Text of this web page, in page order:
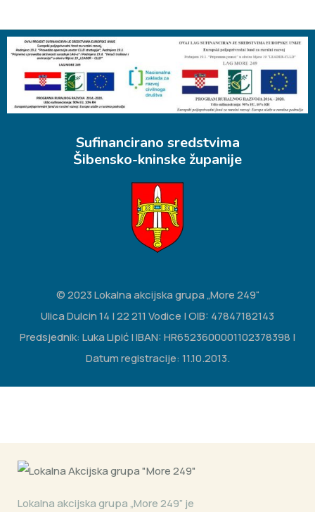
Sufinancirano sredstvima
Šibensko-kninske županije
© 2023 Lokalna akcijska grupa „More 249“
Ulica Dulcin 14 | 22 211 Vodice | OIB: 47847182143
Predsjednik: Luka Lipić | IBAN: HR6523600001102378398 |
Datum registracije: 11.10.2013.
Lokalna akcijska grupa „More 249” je